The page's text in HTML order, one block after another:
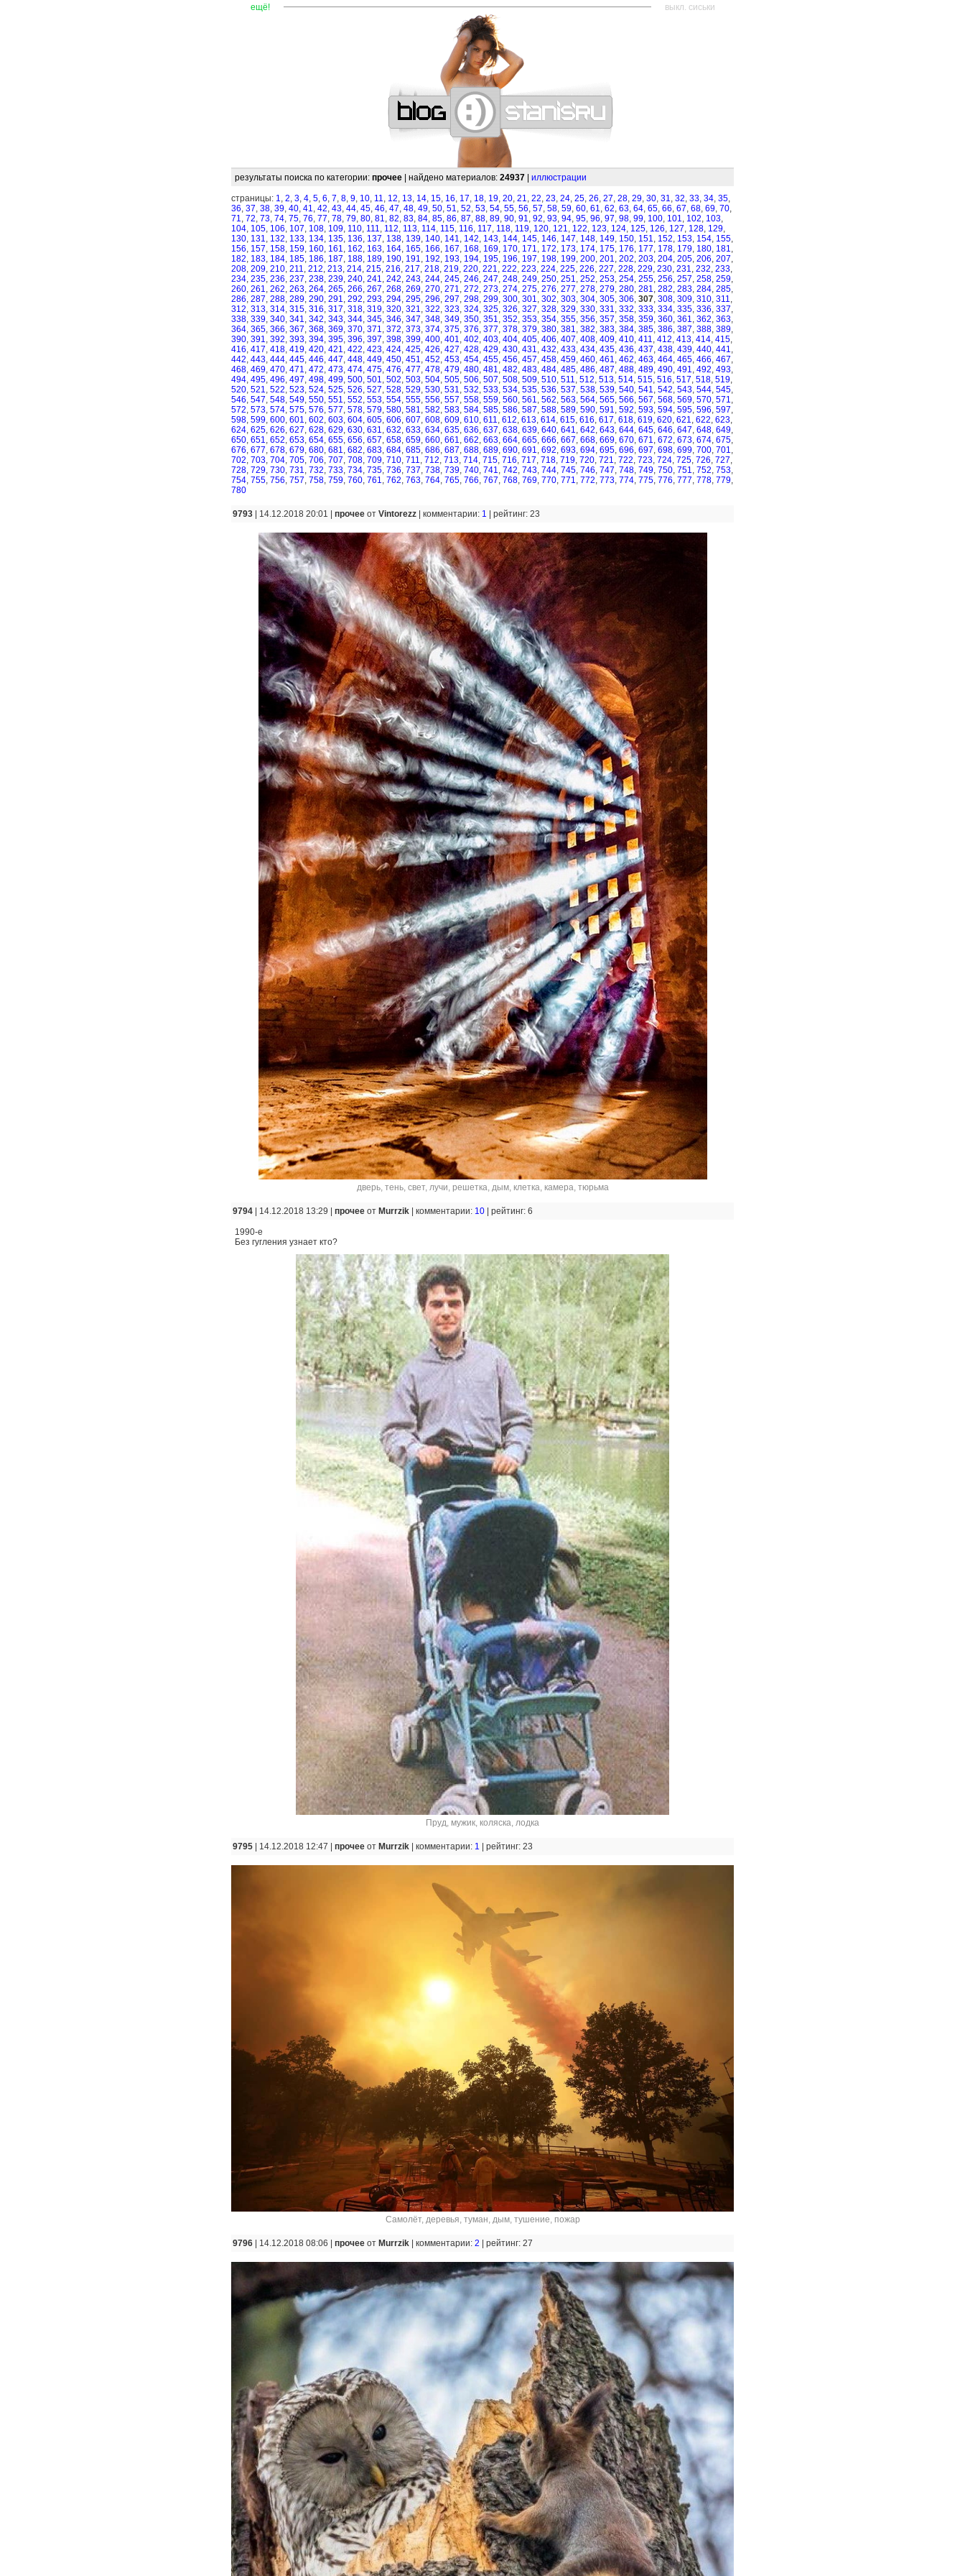
ещё! ———————————————————————————————— выкл. сиськи
результаты поиска по категории: прочее | найдено материалов: 24937 иллюстрации
страницы: 1, 2, 3, 4, 5, 6, 7, 8, 9, 10, 11, 12, 13, 14, 15, 16, 17, 18, 19, 20, 21, 22, 23, 24, 25, 26, 27, 28, 29, 30, 31, 32, 33, 34, 35,
36, 37, 38, 39, 40, 41, 42, 43, 44, 45, 46, 47, 48, 49, 50, 51, 52, 53, 54, 55, 56, 57, 58, 59, 60, 61, 62, 63, 64, 65, 66, 67, 68, 69, 70,
71, 72, 73, 74, 75, 76, 77, 78, 79, 80, 81, 82, 83, 84, 85, 86, 87, 88, 89, 90, 91, 92, 93, 94, 95, 96, 97, 98, 99, 100, 101, 102, 103,
104, 105, 106, 107, 108, 109, 110, 111, 112, 113, 114, 115, 116, 117, 118, 119, 120, 121, 122, 123, 124, 125, 126, 127, 128, 129,
130, 131, 132, 133, 134, 135, 136, 137, 138, 139, 140, 141, 142, 143, 144, 145, 146, 147, 148, 149, 150, 151, 152, 153, 154, 155,
156, 157, 158, 159, 160, 161, 162, 163, 164, 165, 166, 167, 168, 169, 170, 171, 172, 173, 174, 175, 176, 177, 178, 179, 180, 181,
182, 183, 184, 185, 186, 187, 188, 189, 190, 191, 192, 193, 194, 195, 196, 197, 198, 199, 200, 201, 202, 203, 204, 205, 206, 207,
208, 209, 210, 211, 212, 213, 214, 215, 216, 217, 218, 219, 220, 221, 222, 223, 224, 225, 226, 227, 228, 229, 230, 231, 232, 233,
234, 235, 236, 237, 238, 239, 240, 241, 242, 243, 244, 245, 246, 247, 248, 249, 250, 251, 252, 253, 254, 255, 256, 257, 258, 259,
260, 261, 262, 263, 264, 265, 266, 267, 268, 269, 270, 271, 272, 273, 274, 275, 276, 277, 278, 279, 280, 281, 282, 283, 284, 285,
286, 287, 288, 289, 290, 291, 292, 293, 294, 295, 296, 297, 298, 299, 300, 301, 302, 303, 304, 305, 306, 307, 308, 309, 310, 311,
312, 313, 314, 315, 316, 317, 318, 319, 320, 321, 322, 323, 324, 325, 326, 327, 328, 329, 330, 331, 332, 333, 334, 335, 336, 337,
338, 339, 340, 341, 342, 343, 344, 345, 346, 347, 348, 349, 350, 351, 352, 353, 354, 355, 356, 357, 358, 359, 360, 361, 362, 363,
364, 365, 366, 367, 368, 369, 370, 371, 372, 373, 374, 375, 376, 377, 378, 379, 380, 381, 382, 383, 384, 385, 386, 387, 388, 389,
390, 391, 392, 393, 394, 395, 396, 397, 398, 399, 400, 401, 402, 403, 404, 405, 406, 407, 408, 409, 410, 411, 412, 413, 414, 415,
416, 417, 418, 419, 420, 421, 422, 423, 424, 425, 426, 427, 428, 429, 430, 431, 432, 433, 434, 435, 436, 437, 438, 439, 440, 441,
442, 443, 444, 445, 446, 447, 448, 449, 450, 451, 452, 453, 454, 455, 456, 457, 458, 459, 460, 461, 462, 463, 464, 465, 466, 467,
468, 469, 470, 471, 472, 473, 474, 475, 476, 477, 478, 479, 480, 481, 482, 483, 484, 485, 486, 487, 488, 489, 490, 491, 492, 493,
494, 495, 496, 497, 498, 499, 500, 501, 502, 503, 504, 505, 506, 507, 508, 509, 510, 511, 512, 513, 514, 515, 516, 517, 518, 519,
520, 521, 522, 523, 524, 525, 526, 527, 528, 529, 530, 531, 532, 533, 534, 535, 536, 537, 538, 539, 540, 541, 542, 543, 544, 545,
546, 547, 548, 549, 550, 551, 552, 553, 554, 555, 556, 557, 558, 559, 560, 561, 562, 563, 564, 565, 566, 567, 568, 569, 570, 571,
572, 573, 574, 575, 576, 577, 578, 579, 580, 581, 582, 583, 584, 585, 586, 587, 588, 589, 590, 591, 592, 593, 594, 595, 596, 597,
598, 599, 600, 601, 602, 603, 604, 605, 606, 607, 608, 609, 610, 611, 612, 613, 614, 615, 616, 617, 618, 619, 620, 621, 622, 623,
624, 625, 626, 627, 628, 629, 630, 631, 632, 633, 634, 635, 636, 637, 638, 639, 640, 641, 642, 643, 644, 645, 646, 647, 648, 649,
650, 651, 652, 653, 654, 655, 656, 657, 658, 659, 660, 661, 662, 663, 664, 665, 666, 667, 668, 669, 670, 671, 672, 673, 674, 675,
676, 677, 678, 679, 680, 681, 682, 683, 684, 685, 686, 687, 688, 689, 690, 691, 692, 693, 694, 695, 696, 697, 698, 699, 700, 701,
702, 703, 704, 705, 706, 707, 708, 709, 710, 711, 712, 713, 714, 715, 716, 717, 718, 719, 720, 721, 722, 723, 724, 725, 726, 727,
728, 729, 730, 731, 732, 733, 734, 735, 736, 737, 738, 739, 740, 741, 742, 743, 744, 745, 746, 747, 748, 749, 750, 751, 752, 753,
754, 755, 756, 757, 758, 759, 760, 761, 762, 763, 764, 765, 766, 767, 768, 769, 770, 771, 772, 773, 774, 775, 776, 777, 778, 779,
780
9793 | 14.12.2018 20:01 | прочее от Vintorezz комментарии: 1 рейтинг: 23
дверь, тень, свет, лучи, решетка, дым, клетка, камера, тюрьма
9794 | 14.12.2018 13:29 | прочее от Murrzik комментарии: 10 рейтинг: 6
1990-е
Без гугления узнает кто?
Пруд, мужик, коляска, лодка
9795 | 14.12.2018 12:47 | прочее от Murrzik комментарии: 1 рейтинг: 23
Самолёт, деревья, туман, дым, тушение, пожар
9796 | 14.12.2018 08:06 | прочее от Murrzik комментарии: 2 рейтинг: 27